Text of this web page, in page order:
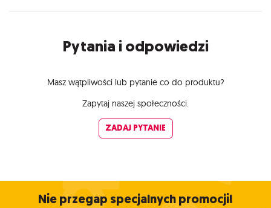
Pytania i odpowiedzi
Masz wątpliwości lub pytanie co do produktu?
Zapytaj naszej społeczności.
ZADAJ PYTANIE
Nie przegap specjalnych promocji!